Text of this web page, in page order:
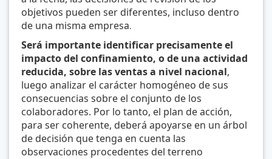
objetivos pueden ser diferentes, incluso dentro
de una misma empresa.
Será importante identificar precisamente el
impacto del confinamiento, o de una actividad
reducida, sobre las ventas a nivel nacional,
luego analizar el carácter homogéneo de sus
consecuencias sobre el conjunto de los
colaboradores. Por lo tanto, el plan de acción,
para ser coherente, deberá apoyarse en un árbol
de decisión que tenga en cuenta las
observaciones procedentes del terreno